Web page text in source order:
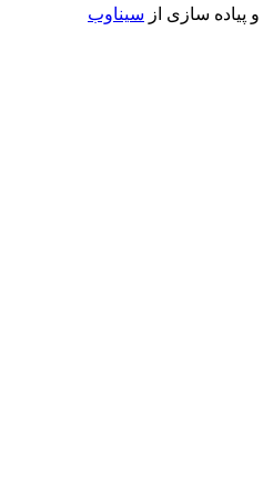
پیاده سازی از سیناوب